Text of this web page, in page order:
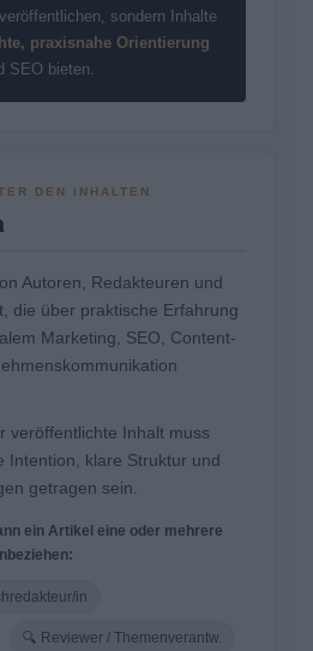
sondern Inhalte
praxisnahe Orientierung
SEO bieten.
DEN INHALTEN
Autoren, Redakteuren und
die über praktische Erfahrung
Marketing, SEO, Content-
veröffentlichte Inhalt muss
Intention, klare Struktur und
getragen sein.
ein Artikel eine oder mehrere
in
🔍 Reviewer / Themenverantw.